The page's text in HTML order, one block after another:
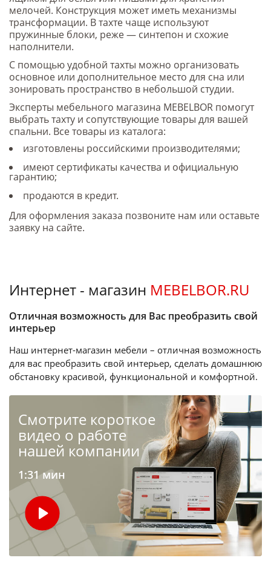
мелочей. Конструкция может иметь механизмы
трансформации. В тахте чаще используют
пружинные блоки, реже — синтепон и схожие
наполнители.
С помощью удобной тахты можно организовать
основное или дополнительное место для сна или
зонировать пространство в небольшой студии.
Эксперты мебельного магазина MEBELBOR помогут
выбрать тахту и сопутствующие товары для вашей
спальни. Все товары из каталога:
изготовлены российскими производителями;
имеют сертификаты качества и официальную
гарантию;
продаются в кредит.
Для оформления заказа позвоните нам или оставьте
заявку на сайте.
Интернет - магазин MEBELBOR.RU
Отличная возможность для Вас преобразить свой
интерьер
Наш интернет-магазин мебели – отличная возможность
для вас преобразить свой интерьер, сделать домашнюю
обстановку красивой, функциональной и комфортной.
Cмотрите короткое
видео о работе
нашей компании
1:31 мин